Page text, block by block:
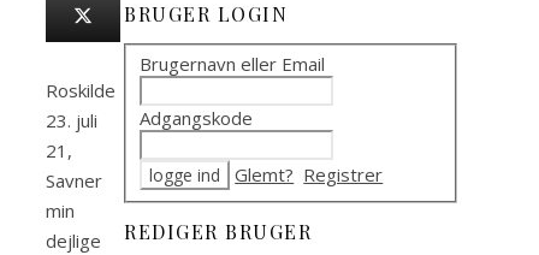
Roskilde
23. juli
21,
Savner
min
dejlige
BRUGER LOGIN
Brugernavn eller Email
Adgangskode
Glemt? Registrer
REDIGER BRUGER